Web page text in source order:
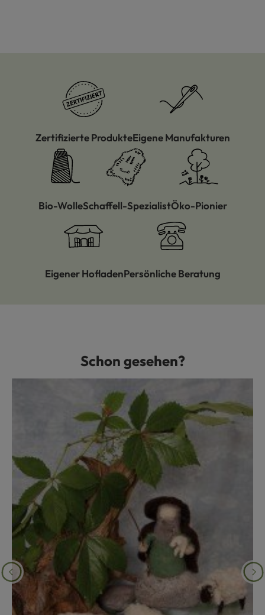
Zertifizierte ProdukteEigene Manufakturen
Bio-WolleSchaffell-SpezialistÖko-Pionier
Eigener HofladenPersönliche Beratung
Produktgalerie überspringenSchon gesehen?